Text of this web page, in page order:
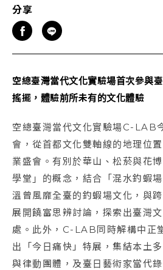
分享
空總臺灣當代文化實驗場首次參與
搖擺，體驗前所未有的文化體驗
空總臺灣當代文化實驗場C-LAB
會，從首都文化雙軸線的地理位
業盛會。有別於華山、松菸與花
學堂」的概念，結合「混水釣蝦
溫曾風靡全臺的釣蝦場文化，與
展開饒富思辨討論，探索出臺灣
處。此外，C-LAB同時解構中正
出「今日痛快」特展，集結本土
與律動團體，及臺日藝術家當代